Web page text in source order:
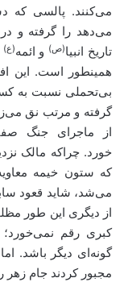
می‌کنند. پالسی که
می‌دهد را گرفته و
تاریخ انبیا(ص) و ائمه(ع)
همینطور است. این
بی‌تحملی نسبت به
گرفته و مرتب نق
از ماجرای جنگ
خورد. چراکه مالک
که ستون خیمه
می‌شد، شاید قعود
از دیگری این‌ طور
کبری رقم
گونه‌ای دیگر باشد.
مجبور کردند جام زهر